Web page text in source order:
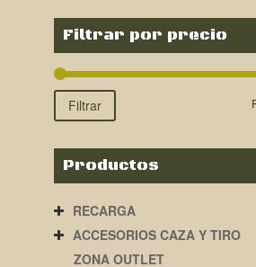
Filtrar por precio
Filtrar
Productos
RECARGA
ACCESORIOS CAZA Y TIRO
ZONA OUTLET